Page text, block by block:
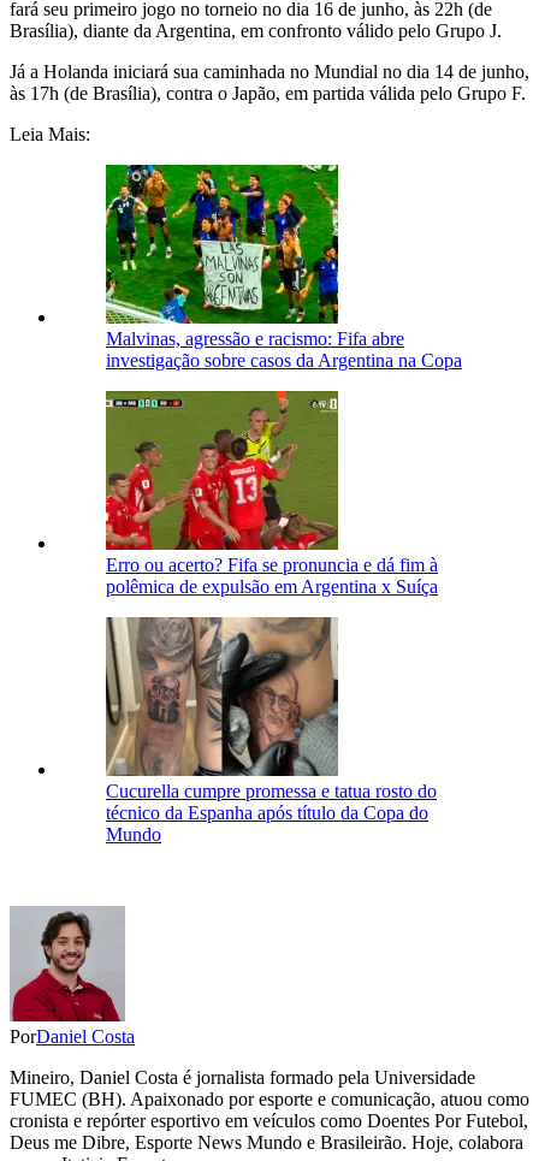
fará seu primeiro jogo no torneio no dia 16 de junho, às 22h (de
Brasília), diante da Argentina, em confronto válido pelo Grupo J.
Já a Holanda iniciará sua caminhada no Mundial no dia 14 de junho,
às 17h (de Brasília), contra o Japão, em partida válida pelo Grupo F.
Leia Mais:
Malvinas, agressão e racismo: Fifa abre
investigação sobre casos da Argentina na Copa
Erro ou acerto? Fifa se pronuncia e dá fim à
polêmica de expulsão em Argentina x Suíça
Cucurella cumpre promessa e tatua rosto do
técnico da Espanha após título da Copa do
Mundo
PorDaniel Costa
Mineiro, Daniel Costa é jornalista formado pela Universidade
FUMEC (BH). Apaixonado por esporte e comunicação, atuou como
cronista e repórter esportivo em veículos como Doentes Por Futebol,
Deus me Dibre, Esporte News Mundo e Brasileirão. Hoje, colabora